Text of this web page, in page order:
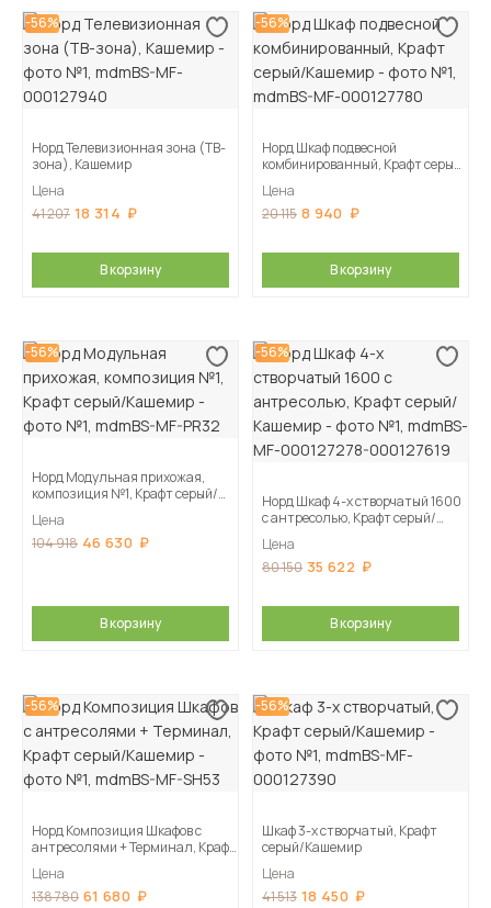
-56%
Норд Телевизионная зона (ТВ-
зона), Кашемир
Цена
41 207 18 314
В корзину
-56%
Норд Шкаф подвесной
комбинированный, Крафт серый/
Цена
20 115 8 940
В корзину
-56%
Норд Модульная прихожая,
композиция №1, Крафт серый/
Цена
104 918 46 630
В корзину
-56%
Норд Шкаф 4-х створчатый 1600
с антресолью, Крафт серый/
Цена
80 150 35 622
В корзину
-56%
Норд Композиция Шкафов с
антресолями + Терминал, Крафт
Цена
138 780 61 680
-56%
Шкаф 3-х створчатый, Крафт
серый/Кашемир
Цена
41 513 18 450